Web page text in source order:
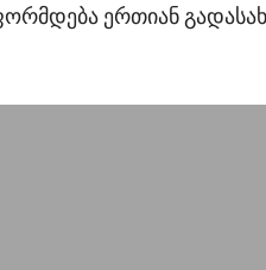
ერთიან